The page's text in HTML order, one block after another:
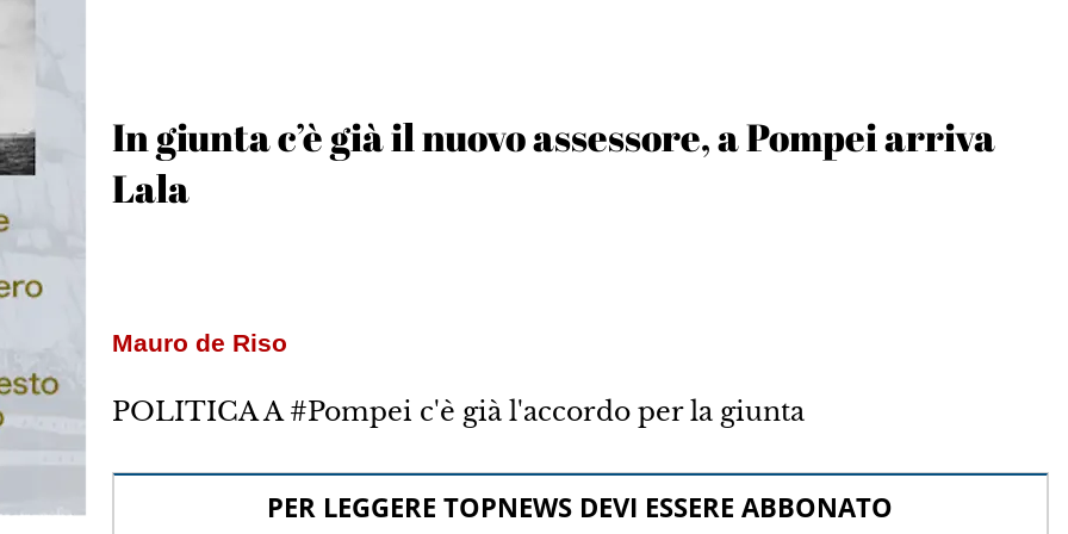
In giunta c’è già il nuovo assessore, a Pompei arriva
Lala
Mauro de Riso
POLITICA A #Pompei c'è già l'accordo per la giunta
PER LEGGERE TOPNEWS DEVI ESSERE ABBONATO